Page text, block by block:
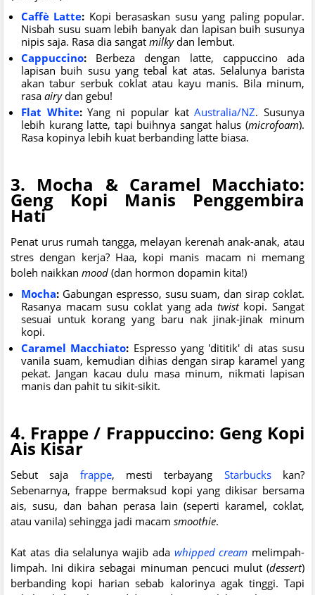
Caffè Latte: Kopi berasaskan susu yang paling popular.
Nisbah susu suam lebih banyak dan lapisan buih susunya
nipis saja. Rasa dia sangat milkydan lembut.
Cappuccino: Berbeza dengan latte, cappuccino ada
lapisan buih susu yang tebal kat atas. Selalunya barista
akan tabur serbuk coklat atau kayu manis. Bila minum,
rasa airydan gebu!
Flat White:Yang ni popular katAustralia/NZ. Susunya
lebih kurang latte, tapi buihnya sangat halus (microfoam).
Rasa kopinya lebih kuat berbanding latte biasa.
3. Mocha & Caramel Macchiato:
Geng Kopi Manis Penggembira
Hati
Penat urus rumah tangga, melayan kerenah anak-anak, atau
stres dengan kerja? Haa, kopi manis macam ni memang
boleh naikkan mood (dan hormon dopamin kita!)
Mocha: Gabungan espresso, susu suam, dan sirap coklat.
Rasanya macam susu coklat yang ada twistkopi. Sangat
sesuai untuk korang yang baru nak jinak-jinak minum
kopi.
Caramel Macchiato: Espresso yang 'dititik' di atas susu
vanila suam, kemudian dihias dengan sirap karamel yang
pekat. Jangan kacau dulu masa minum, nikmati lapisan
manis dan pahit tu sikit-sikit.
4. Frappe / Frappuccino: Geng Kopi
Ais Kisar
Sebut saja frappe, mesti terbayang Starbuckskan?
Sebenarnya, frappe bermaksud kopi yang dikisar bersama
ais, susu, dan bahan perasa lain (seperti karamel, coklat,
atau vanila) sehingga jadi macam smoothie.
Kat atas dia selalunya wajib ada whipped cream melimpah-
limpah. Ini dikira sebagai minuman pencuci mulut (dessert)
berbanding kopi harian sebab kalorinya agak tinggi. Tapi